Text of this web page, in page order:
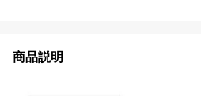
商品説明